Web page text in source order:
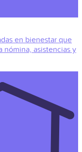
en bienestar que
nómina, asistencias y